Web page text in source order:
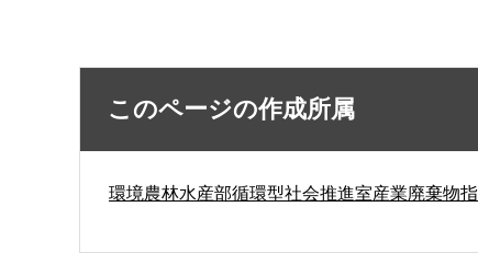
このページの作成所属
環境農林水産部循環型社会推進室産業廃棄物